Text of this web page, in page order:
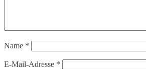
Name *
E-Mail-Adresse *